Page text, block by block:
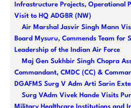
Infrastructure Projects, Operational
Visit to HQ ADGBR (NW)
Air Marshal Jasvir Singh Mann
Board Mysuru, Commends Team for
Leadership of the Indian Air Force
Maj Gen Sukhbir Singh Chopra
Commandant, CMDC (CC) &
DGAFMS Surg V Adm Arti Sarin
Surg VAdm Vivek Hande Visits